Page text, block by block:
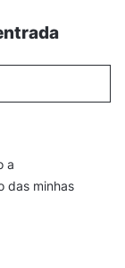
a
das minhas